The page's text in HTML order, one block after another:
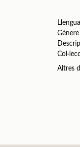
Gènere
Altres